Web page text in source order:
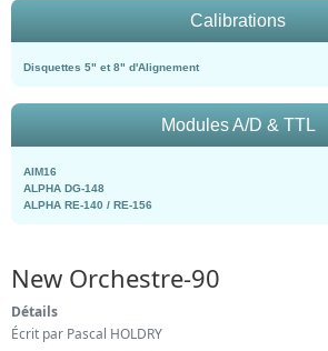
Calibrations
Disquettes 5" et 8" d'Alignement
Modules A/D & TTL
AIM16
ALPHA DG-148
ALPHA RE-140 / RE-156
New Orchestre-90
Détails
Écrit par Pascal HOLDRY